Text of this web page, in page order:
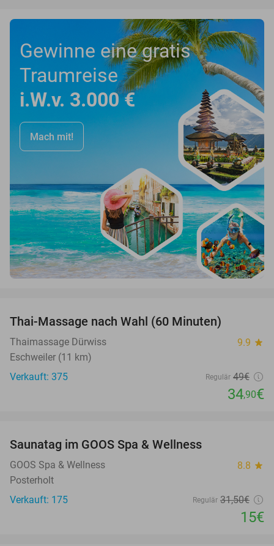
Gewinne eine gratis
Traumreise
i.W.v. 3.000 €
Mach mit!
Thai-Massage nach Wahl (60 Minuten)
Thaimassage Dürwiss 9.9 star
Eschweiler (11 km)
Verkauft: 375
Regulär 49€
34,90€
Saunatag im GOOS Spa & Wellness
GOOS Spa & Wellness 8.8 star
Posterholt
Verkauft: 175
Regulär 31,50€
15€